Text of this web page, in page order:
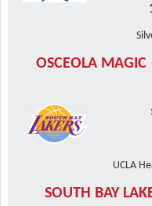
OSCEOLA
UCLA
SOUTH BAY